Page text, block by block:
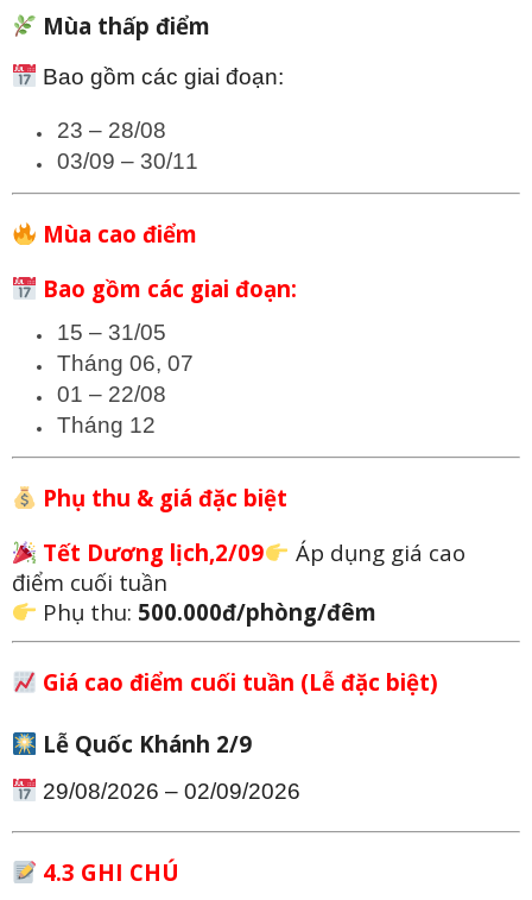
Mùa thấp điểm
Bao gồm các giai đoạn:
23 – 28/08
03/09 – 30/11
Mùa cao điểm
Bao gồm các giai đoạn:
15 – 31/05
Tháng 06, 07
01 – 22/08
Tháng 12
Phụ thu & giá đặc biệt
Tết Dương lịch,2/09
Áp dụng giá cao
điểm cuối tuần
Phụ thu: 500.000đ/phòng/đêm
Giá cao điểm cuối tuần (Lễ đặc biệt)
Lễ Quốc Khánh 2/9
29/08/2026 – 02/09/2026
4.3 GHI CHÚ